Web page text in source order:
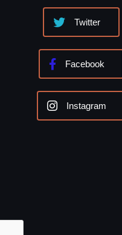
Twitter
Facebook
Instagram